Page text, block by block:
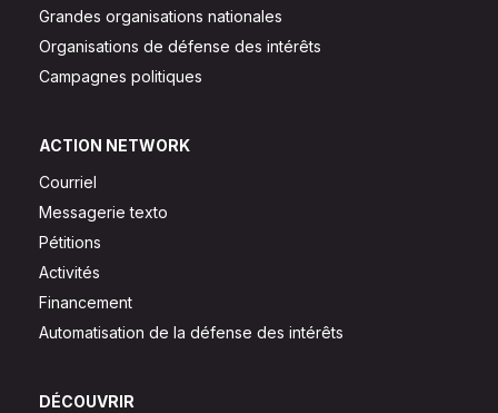
Grandes organisations nationales
Organisations de défense des intérêts
Campagnes politiques
ACTION NETWORK
Courriel
Messagerie texto
Pétitions
Activités
Financement
Automatisation de la défense des intérêts
DÉCOUVRIR